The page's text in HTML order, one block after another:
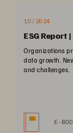
10/2024
ESG Report
Organizations
data growth.
and challenges.
E-